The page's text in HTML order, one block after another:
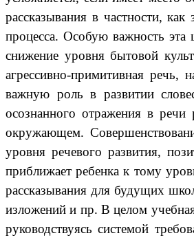
рассказывания в частности,
процесса. Особую важность эта
снижение уровня бытовой
агрессивно-примитивная речь,
важную роль в развитии
осознанного отражения в
окружающем.
уровня речевого развития,
приближает ребенка к тому
рассказывания для будущих
изложений и пр. В целом
руководствуясь системой